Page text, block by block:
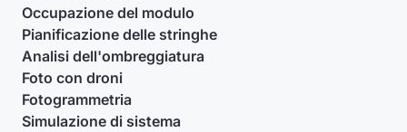
Occupazione del modulo
Pianificazione delle stringhe
Analisi dell'ombreggiatura
Foto con droni
Fotogrammetria
Simulazione di sistema